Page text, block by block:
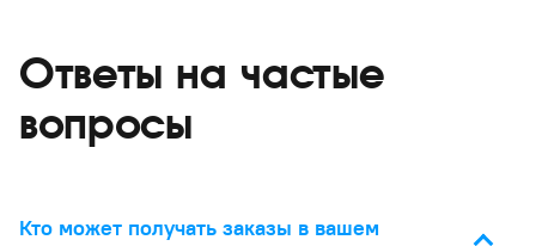
Ответы на частые
вопросы
Кто может получать заказы в вашем